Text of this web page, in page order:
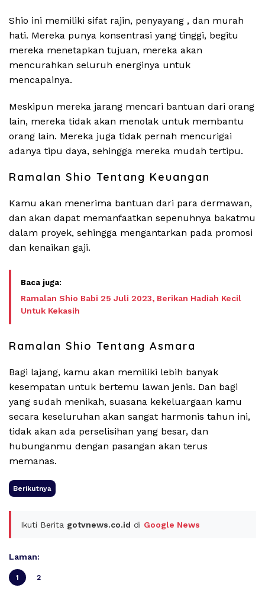
Shio ini memiliki sifat rajin, penyayang , dan murah
hati. Mereka punya konsentrasi yang tinggi, begitu
mereka menetapkan tujuan, mereka akan
mencurahkan seluruh energinya untuk
mencapainya.
Meskipun mereka jarang mencari bantuan dari orang
lain, mereka tidak akan menolak untuk membantu
orang lain. Mereka juga tidak pernah mencurigai
adanya tipu daya, sehingga mereka mudah tertipu.
Ramalan Shio Tentang Keuangan
Kamu akan menerima bantuan dari para dermawan,
dan akan dapat memanfaatkan sepenuhnya bakatmu
dalam proyek, sehingga mengantarkan pada promosi
dan kenaikan gaji.
Ramalan Shio Babi 25 Juli 2023, Berikan Hadiah Kecil
Untuk Kekasih
Ramalan Shio Tentang Asmara
Bagi lajang, kamu akan memiliki lebih banyak
kesempatan untuk bertemu lawan jenis. Dan bagi
yang sudah menikah, suasana kekeluargaan kamu
secara keseluruhan akan sangat harmonis tahun ini,
tidak akan ada perselisihan yang besar, dan
hubunganmu dengan pasangan akan terus
memanas.
Berikutnya
Ikuti Berita gotvnews.co.id di Google News
Laman:
1 2